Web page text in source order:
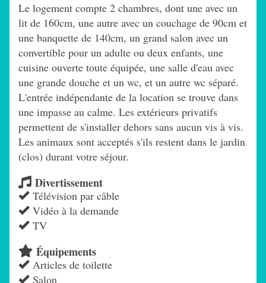
Le logement compte 2 chambres, dont une avec un
lit de 160cm, une autre avec un couchage de 90cm et
une banquette de 140cm, un grand salon avec un
convertible pour un adulte ou deux enfants, une
cuisine ouverte toute équipée, une salle d'eau avec
une grande douche et un wc, et un autre wc séparé.
L'entrée indépendante de la location se trouve dans
une impasse au calme. Les extérieurs privatifs
permettent de s'installer dehors sans aucun vis à vis.
Les animaux sont acceptés s'ils restent dans le jardin
(clos) durant votre séjour.
Divertissement
Télévision par câble
Vidéo à la demande
TV
Équipements
Articles de toilette
Salon